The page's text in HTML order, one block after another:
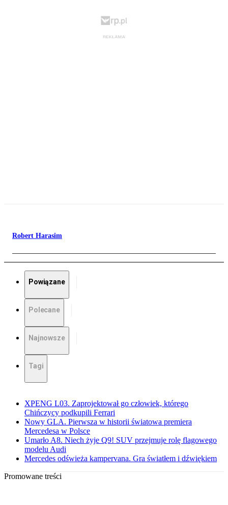
Robert Harasim
Powiązane
Polecane
Najnowsze
Tagi
XPENG L03. Zaprojektował go człowiek, którego
Chińczycy podkupili Ferrari
Nowy GLA. Pierwsza w historii światowa premiera
Mercedesa w Polsce
Umarło A8. Niech żyje Q9! SUV przejmuje rolę flagowego
modelu Audi
Mercedes odświeża kampervana. Gra światłem i dźwiękiem
Promowane treści